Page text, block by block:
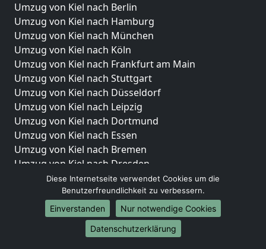
Umzug von Kiel nach Berlin
Umzug von Kiel nach Hamburg
Umzug von Kiel nach München
Umzug von Kiel nach Köln
Umzug von Kiel nach Frankfurt am Main
Umzug von Kiel nach Stuttgart
Umzug von Kiel nach Düsseldorf
Umzug von Kiel nach Leipzig
Umzug von Kiel nach Dortmund
Umzug von Kiel nach Essen
Umzug von Kiel nach Bremen
Umzug von Kiel nach Dresden
Umzug von Kiel nach Hannover
Umzug von Kiel nach Nürnberg
Umzug von Kiel nach Duisburg
Umzug von Kiel nach Bochum
Umzug von Kiel nach Wuppertal
Diese Internetseite verwendet Cookies um die
Benutzerfreundlichkeit zu verbessern.
Einverstanden
Nur notwendige Cookies
Datenschutzerklärung